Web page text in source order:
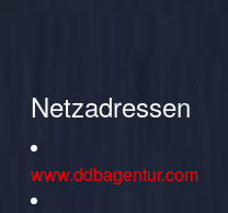
Netzadressen
www.ddbagentur.com